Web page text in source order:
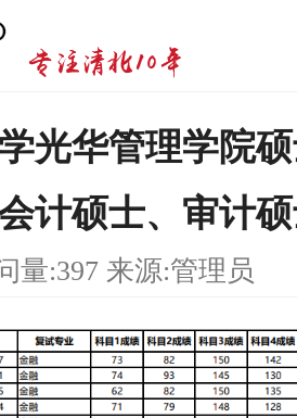
光华管理学院
计硕士、审计
量:397 来源:管理员